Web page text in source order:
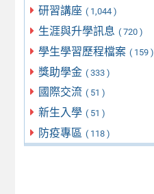
研習講座 ( 1,044 )
生涯與升學訊息 ( 720 )
學生學習歷程檔案 ( 159 )
獎助學金 ( 333 )
國際交流 ( 51 )
新生入學 ( 51 )
防疫專區 ( 118 )